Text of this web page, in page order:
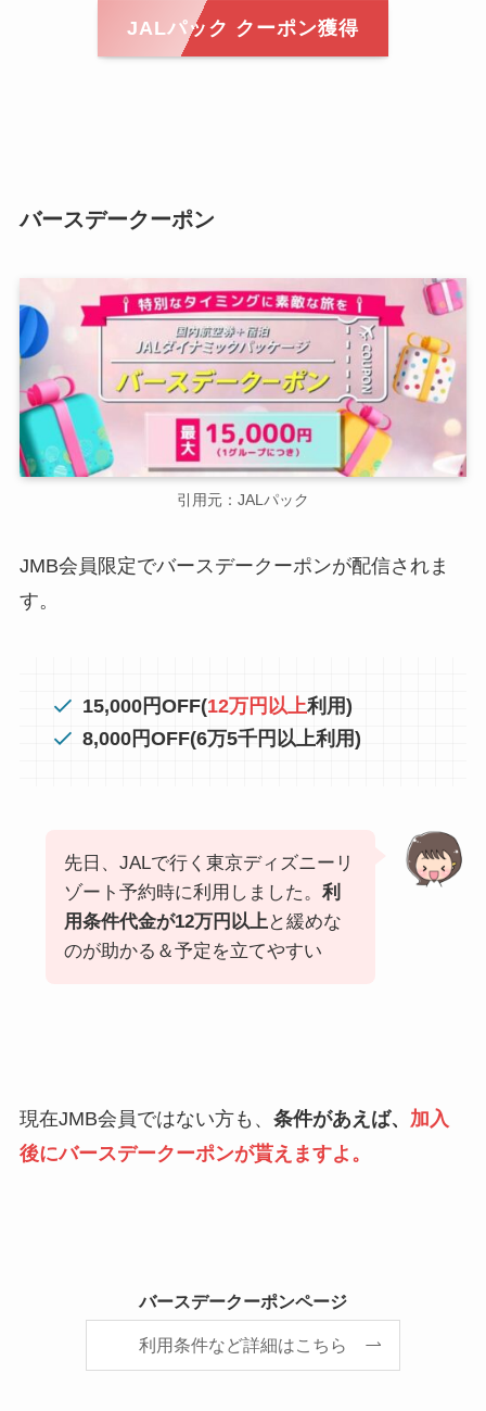
JALパック クーポン獲得
バースデークーポン
引用元：JALパック
JMB会員限定でバースデークーポンが配信されま
す。
15,000円OFF(12万円以上利用)
8,000円OFF(6万5千円以上利用)
先日、JALで行く東京ディズニーリ
ゾート予約時に利用しました。 利
用条件代金が12万円以上と緩めな
のが助かる＆予定を立てやすい
現在JMB会員ではない方も、 条件があえば、 加入
後にバースデークーポンが貰えますよ。
バースデークーポンページ
利用条件など詳細はこちら